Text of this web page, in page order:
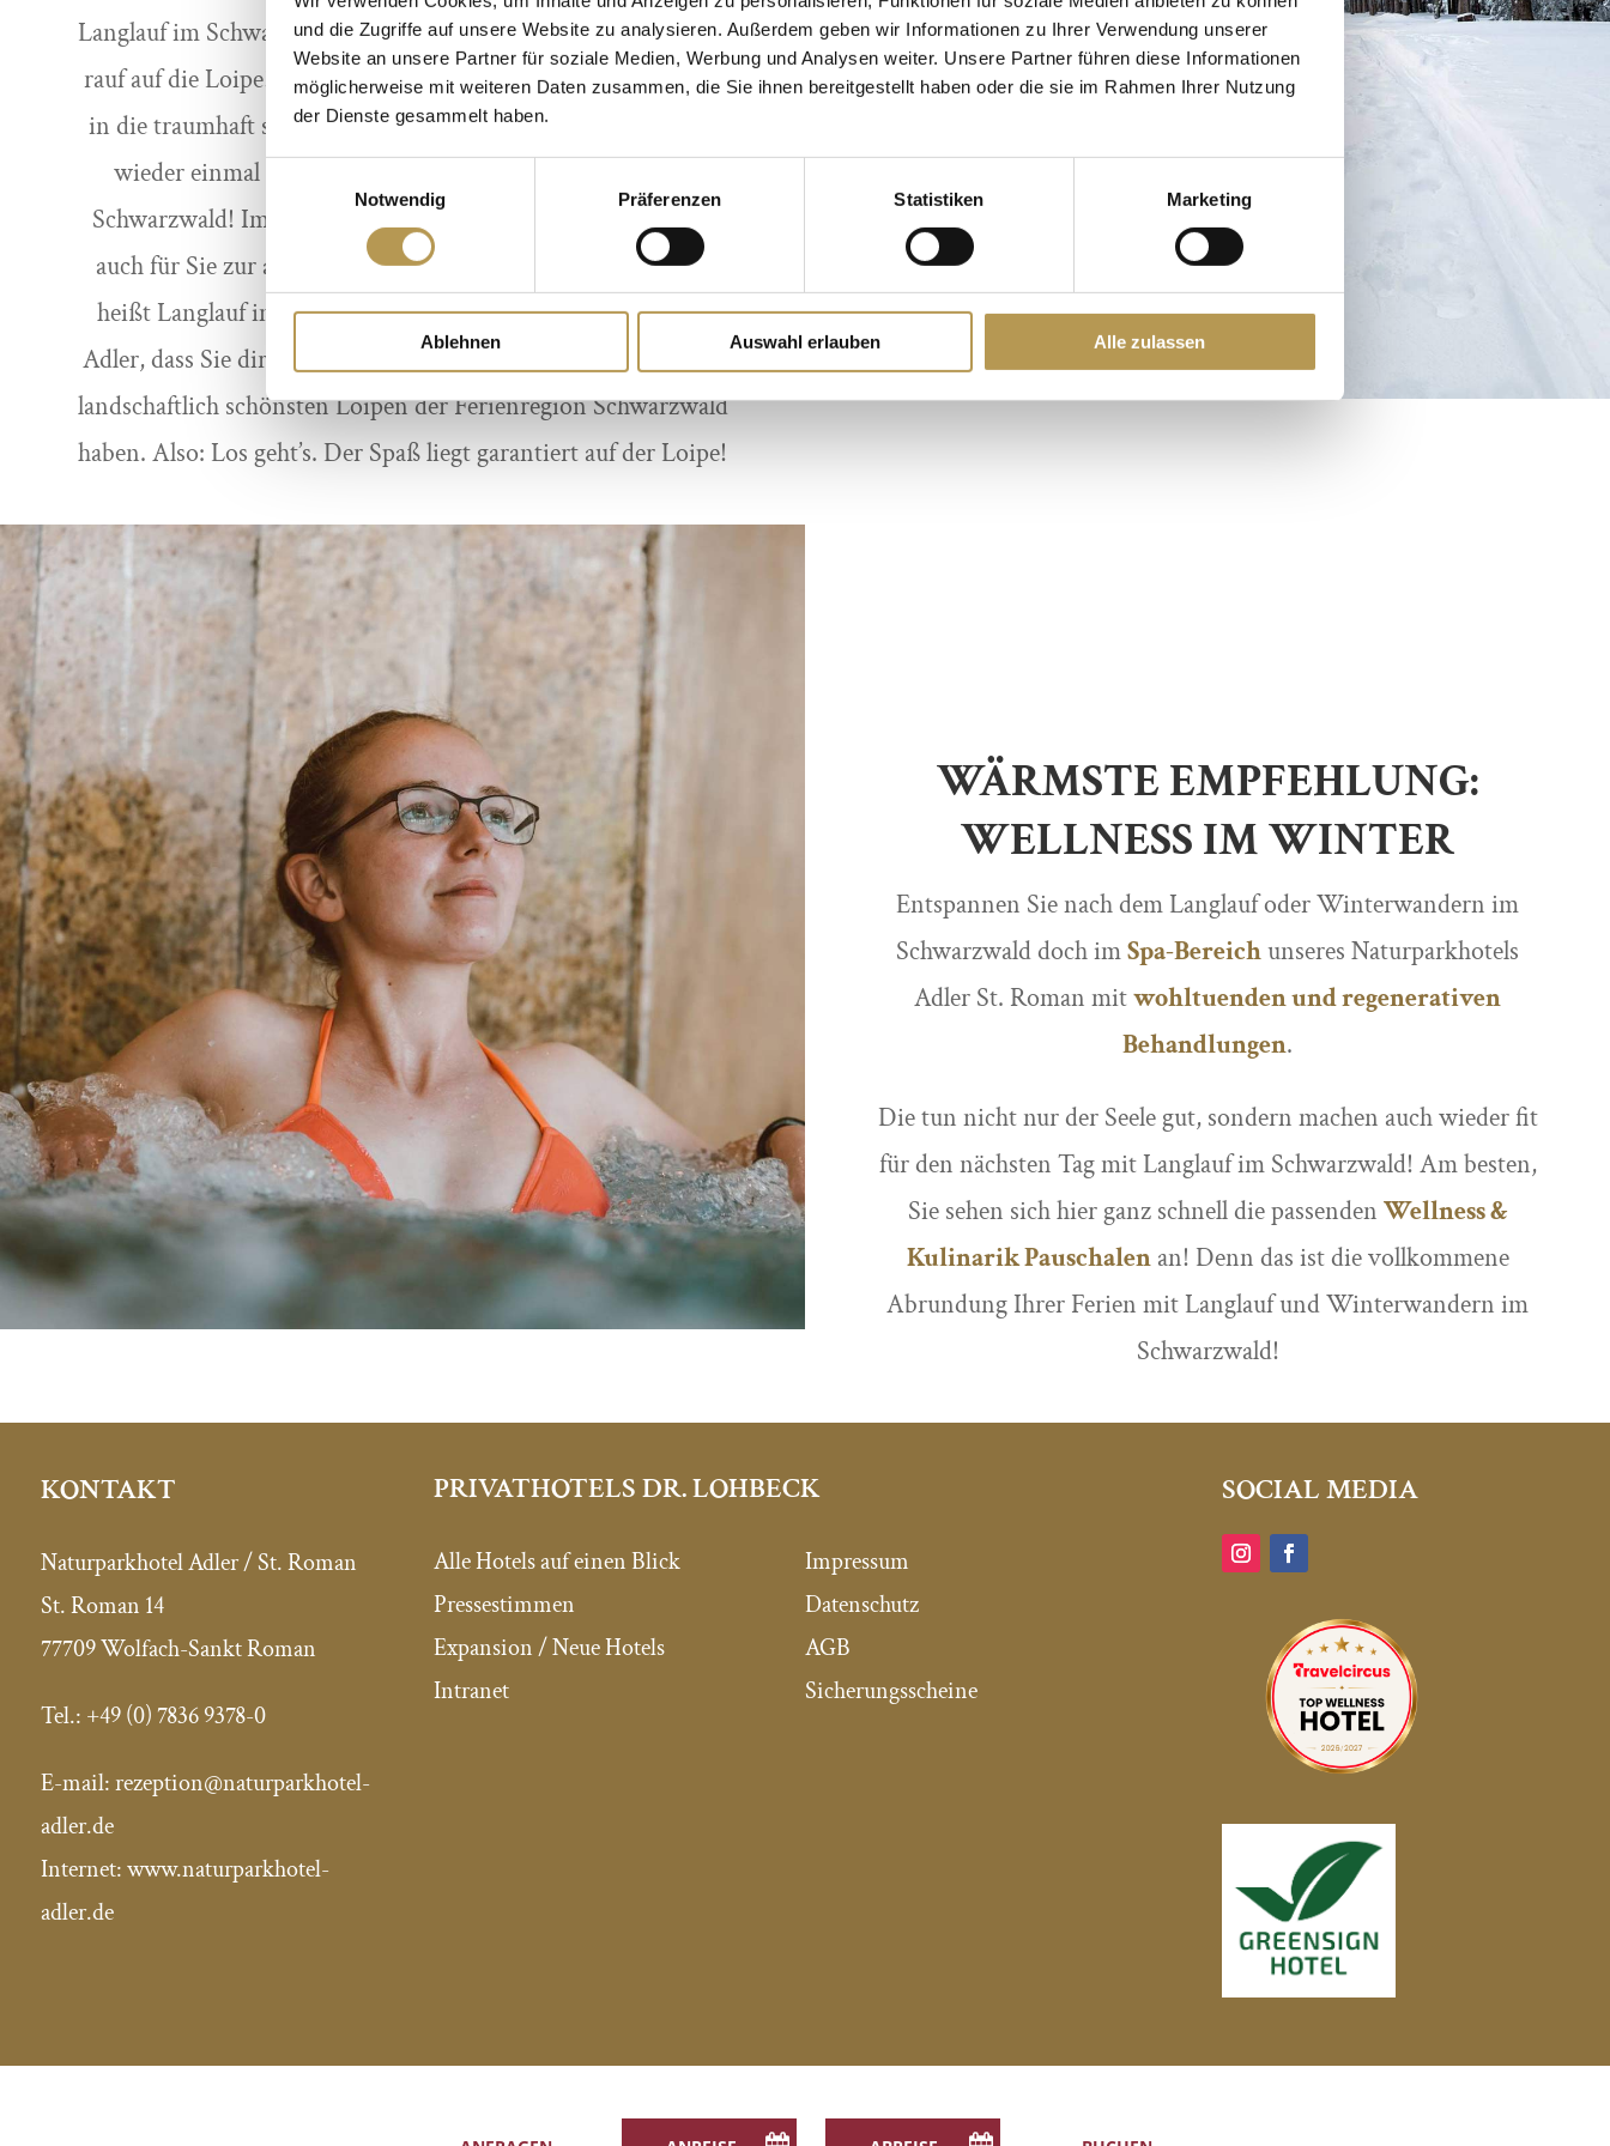
und die Zugriffe auf unsere Website zu analysieren. Außerdem geben wir Informationen zu Ihrer Verwendung unserer
Website an unsere Partner für soziale Medien, Werbung und Analysen weiter. Unsere Partner führen diese Informationen
möglicherweise mit weiteren Daten zusammen, die Sie ihnen bereitgestellt haben oder die sie im Rahmen Ihrer Nutzung
der Dienste gesammelt haben.
Notwendig
Präferenzen Statistiken Marketing
Ablehnen Auswahl erlauben Alle zulassen
Langlauf im Schwarzwald, das heißt: Raus aus dem Hotel – und
rauf auf die Loipe! Spüren Sie die klare Luft, verlieben Sie sich
in die traumhaft schöne Landschaft und verausgaben Sie sich
wieder einmal mit Freude am Sport und am Langlauf im
Schwarzwald! Im Naturparkhotel Adler wird dieses Szenario
auch für Sie zur allerschönsten Urlaubs-Realität! Schließlich
heißt Langlauf im Schwarzwald bei uns im Naturpark Hotel
Adler, dass Sie direkt vor unserem Haus Anschluss an eine der
landschaftlich schönsten Loipen der Ferienregion Schwarzwald
haben. Also: Los geht’s. Der Spaß liegt garantiert auf der Loipe!
WÄRMSTE EMPFEHLUNG:
WELLNESS IM WINTER
Entspannen Sie nach dem Langlauf oder Winterwandern im
Schwarzwald doch imSpa-Bereichunseres Naturparkhotels
Adler St. Roman mitwohltuenden und regenerativen
Behandlungen.
Die tun nicht nur der Seele gut, sondern machen auch wieder fit
für den nächsten Tag mit Langlauf im Schwarzwald! Am besten,
Sie sehen sich hier ganz schnell die passenden Wellness &
Kulinarik Pauschalenan! Denn das ist die vollkommene
Abrundung Ihrer Ferien mit Langlauf und Winterwandern im
Schwarzwald!
KONTAKT
Naturparkhotel Adler / St. Roman
St. Roman 14
77709 Wolfach-Sankt Roman
Tel.: +49 (0) 7836 9378-0
E-mail:rezeption@naturparkhotel-
adler.de
Internet: www.naturparkhotel-
adler.de
PRIVATHOTELS DR. LOHBECK
Alle Hotels auf einen Blick
Pressestimmen
Expansion / Neue Hotels
Intranet
Impressum
Datenschutz
AGB
Sicherungsscheine
SOCIAL MEDIA